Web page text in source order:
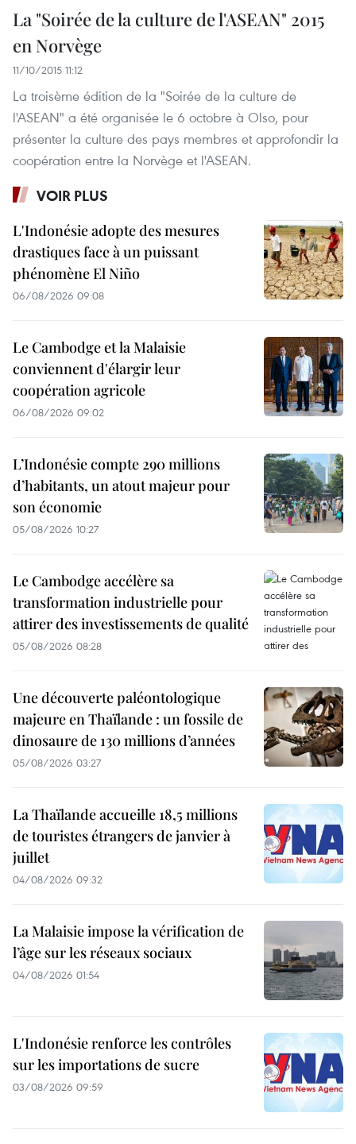
La "Soirée de la culture de l'ASEAN" 2015
en Norvège
11/10/2015 11:12
La troisème édition de la "Soirée de la culture de
l'ASEAN" a été organisée le 6 octobre à Olso, pour
présenter la culture des pays membres et approfondir la
coopération entre​ la Norvège et l'ASEAN.
VOIR PLUS
L'Indonésie adopte des mesures
drastiques face à un puissant
phénomène El Niño
06/08/2026 09:08
Le Cambodge et la Malaisie
conviennent d'élargir leur
coopération agricole
06/08/2026 09:02
L’Indonésie compte 290 millions
d’habitants, un atout majeur pour
son économie
05/08/2026 10:27
Le Cambodge accélère sa
transformation industrielle pour
attirer des investissements de qualité
05/08/2026 08:28
Une découverte paléontologique
majeure en Thaïlande : un fossile de
dinosaure de 130 millions d’années
05/08/2026 03:27
La Thaïlande accueille 18,5 millions
de touristes étrangers de janvier à
juillet
04/08/2026 09:32
La Malaisie impose la vérification de
l’âge sur les réseaux sociaux
04/08/2026 01:54
L'Indonésie renforce les contrôles
sur les importations de sucre
03/08/2026 09:59